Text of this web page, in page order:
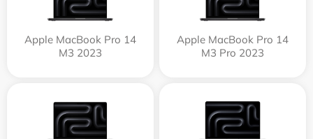
Apple MacBook Pro 14
M3 2023
Apple MacBook Pro 14
M3 Pro 2023